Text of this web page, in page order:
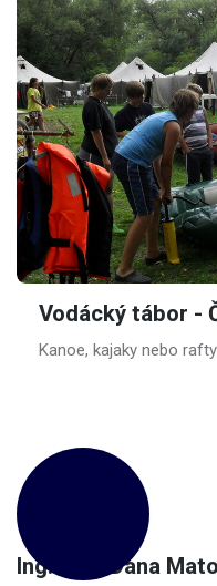
Ing.arch. Dana
Vodácký tábor -
Kanoe, kajaky nebo